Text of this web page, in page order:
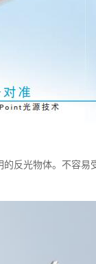
反光物体。不容